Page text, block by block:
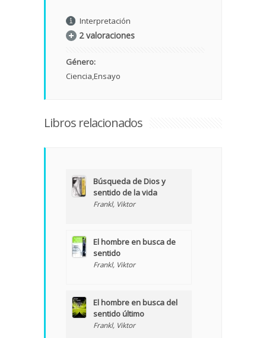
Interpretación
2 valoraciones
Género:
Ciencia Ensayo
Libros relacionados
Búsqueda de Dios y
sentido de la vida
Frankl, Viktor
El hombre en busca de
sentido
Frankl, Viktor
El hombre en busca del
sentido último
Frankl, Viktor